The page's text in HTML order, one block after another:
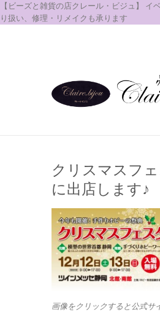
【ビーズと雑貨の店クレール・ビジュ】 イ
り扱い、修理・リメイクも承ります
クリスマスフェ
に出店します♪
画像をクリックすると公式サ